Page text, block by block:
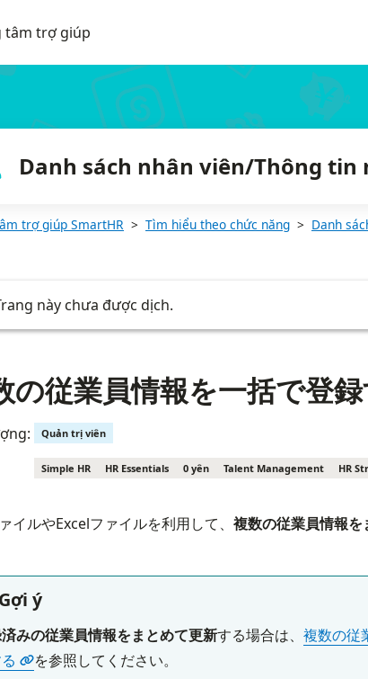
tâm trợ giúp
Danh sách nhân viên/Thông tin
trợ giúp SmartHR Tìm hiểu theo chức năng Danh
này chưa được dịch.
の従業員情報を一括で登
Quản trị viên
Simple HR HR Essentials 0 yên Talent Management HR
イルやExcelファイルを利用して、 複数の従業員情報を
Gợi ý
みの従業員情報をまとめて更新する場合は、 複数の従
を参照してください。